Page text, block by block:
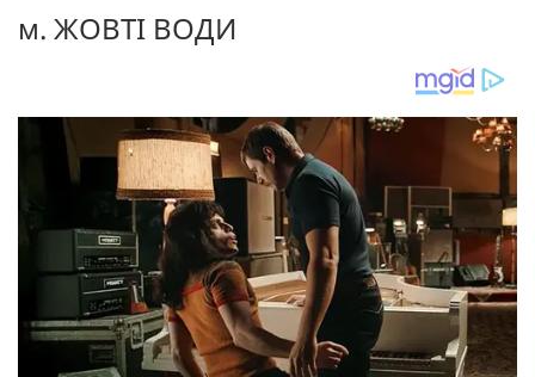
м. ЖОВТІ ВОДИ